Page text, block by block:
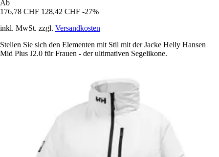
Ab
176,78 CHF 128,42 CHF -27%
inkl. MwSt. zzgl. Versandkosten
Stellen Sie sich den Elementen mit Stil mit der Jacke Helly Hansen
Mid Plus J2.0 für Frauen - der ultimativen Segelikone.